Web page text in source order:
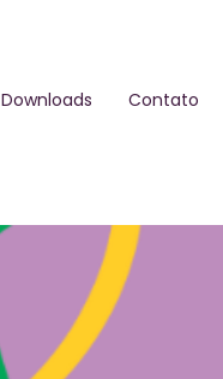
Downloads Contato